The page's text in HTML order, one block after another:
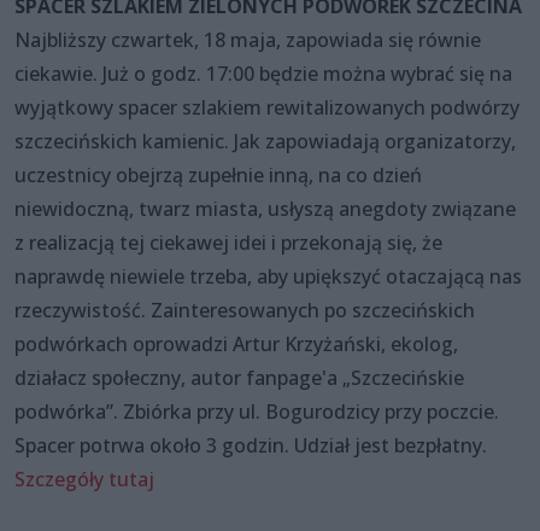
SPACER SZLAKIEM ZIELONYCH PODWÓREK SZCZECINA
Najbliższy czwartek, 18 maja, zapowiada się równie
ciekawie. Już o godz. 17:00 będzie można wybrać się na
wyjątkowy spacer szlakiem rewitalizowanych podwórzy
szczecińskich kamienic. Jak zapowiadają organizatorzy,
uczestnicy obejrzą zupełnie inną, na co dzień
niewidoczną, twarz miasta, usłyszą anegdoty związane
z realizacją tej ciekawej idei i przekonają się, że
naprawdę niewiele trzeba, aby upiększyć otaczającą nas
rzeczywistość. Zainteresowanych po szczecińskich
podwórkach oprowadzi Artur Krzyżański, ekolog,
działacz społeczny, autor fanpage'a „Szczecińskie
podwórka”. Zbiórka przy ul. Bogurodzicy przy poczcie.
Spacer potrwa około 3 godzin. Udział jest bezpłatny.
Szczegóły tutaj